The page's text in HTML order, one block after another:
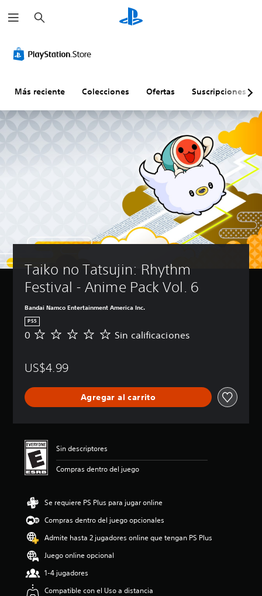
u
s
r
Más reciente Colecciones Ofertas Suscripciones
Taiko no Tatsujin: Rhythm
Festival - Anime Pack Vol. 6
Bandai Namco Entertainment America Inc.
PS5
S
c
i
a
c
o
s
0 Sin calificaciones
US$4.99
Agregar al carrito
Sin descriptores
Compras dentro del juego
Se requiere PS Plus para jugar online
Compras dentro del juego opcionales
Admite hasta 2 jugadores online que tengan PS Plus
Juego online opcional
1-4 jugadores
Compatible con el Uso a distancia